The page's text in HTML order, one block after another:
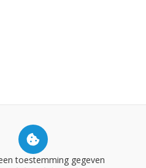
toestemming gegeven